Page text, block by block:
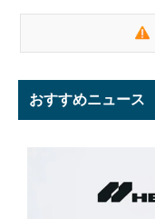
おすすめニュース